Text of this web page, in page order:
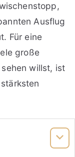
Ausflug
Für eine
große
willst, ist